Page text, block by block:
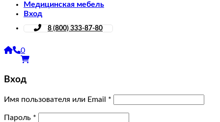
Медицинская мебель
Вход
8 (800) 333-87-80
0
Вход
Имя пользователя или Email *
Пароль *